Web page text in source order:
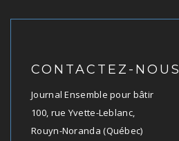
CONTACTEZ-NOUS
Journal Ensemble pour bâtir
100, rue Yvette-Leblanc,
Rouyn-Noranda (Québec)